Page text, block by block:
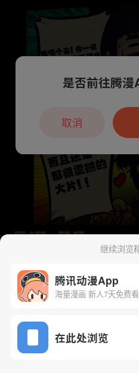
下一话
继续浏览
腾讯动漫App
海量漫画 新人7天免费看
在此处浏览
本章节仅支持App
户7天
是否前往腾
取消